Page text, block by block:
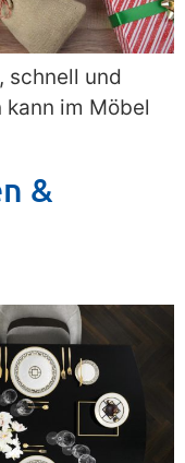
schnell und
im Möbel
&